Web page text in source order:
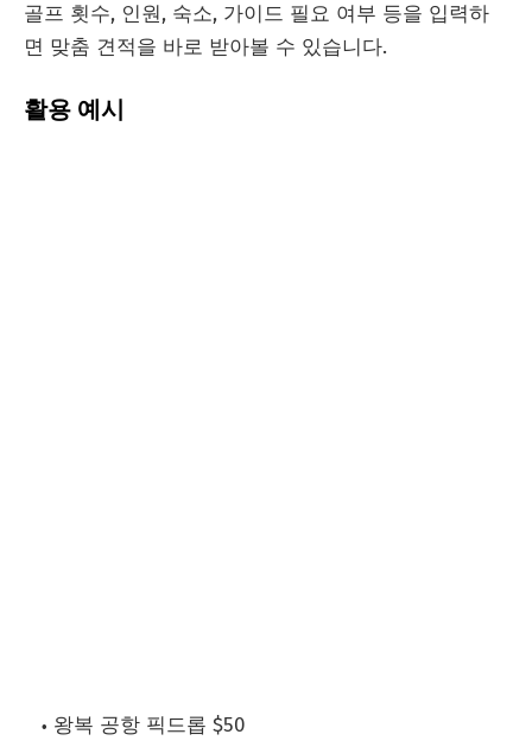
골프 횟수, 인원, 숙소, 가이드 필요 여부 등을 입력하
면 맞춤 견적을 바로 받아볼 수 있습니다.
활용 예시
왕복 공항 픽드롭 $50